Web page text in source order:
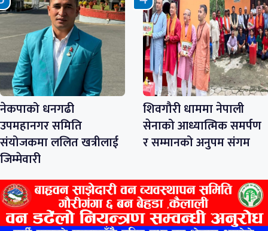
नेकपाको धनगढी
उपमहानगर समिति
संयोजकमा ललित खत्रीलाई
जिम्मेवारी
शिवगौरी धाममा नेपाली
सेनाको आध्यात्मिक समर्पण
र सम्मानको अनुपम संगम